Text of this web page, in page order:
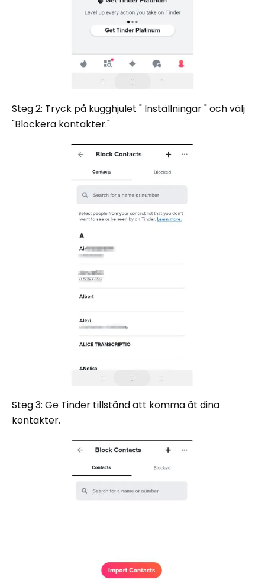
Steg 2: Tryck på kugghjulet " Inställningar " och välj
"Blockera kontakter."
Steg 3: Ge Tinder tillstånd att komma åt dina
kontakter.